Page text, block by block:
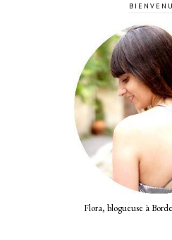
Flora, blogueuse à